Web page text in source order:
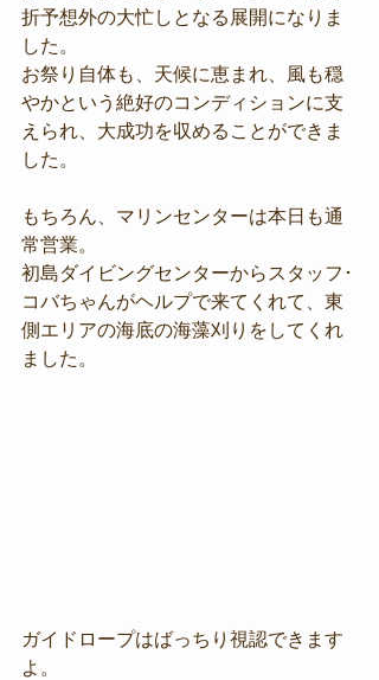
折予想外の大忙しとなる展開になりま
した。
お祭り自体も、天候に恵まれ、風も穏
やかという絶好のコンディションに支
えられ、大成功を収めることができま
した。
もちろん、マリンセンターは本日も通
常営業。
初島ダイビングセンターからスタッフ･
コバちゃんがヘルプで来てくれて、東
側エリアの海底の海藻刈りをしてくれ
ました。
ガイドロープはばっちり視認できます
よ。